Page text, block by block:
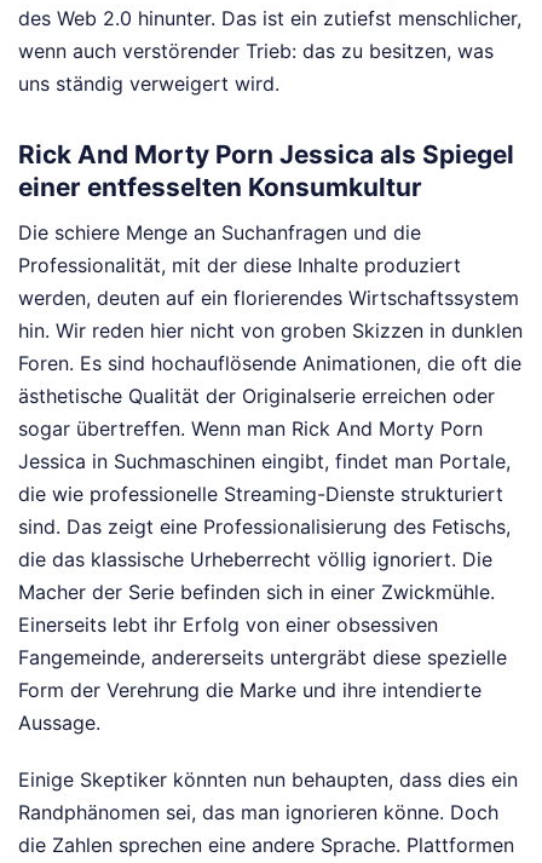
des Web 2.0 hinunter. Das ist ein zutiefst menschlicher,
wenn auch verstörender Trieb: das zu besitzen, was
uns ständig verweigert wird.
Rick And Morty Porn Jessica als Spiegel
einer entfesselten Konsumkultur
Die schiere Menge an Suchanfragen und die
Professionalität, mit der diese Inhalte produziert
werden, deuten auf ein florierendes Wirtschaftssystem
hin. Wir reden hier nicht von groben Skizzen in dunklen
Foren. Es sind hochauflösende Animationen, die oft die
ästhetische Qualität der Originalserie erreichen oder
sogar übertreffen. Wenn man Rick And Morty Porn
Jessica in Suchmaschinen eingibt, findet man Portale,
die wie professionelle Streaming-Dienste strukturiert
sind. Das zeigt eine Professionalisierung des Fetischs,
die das klassische Urheberrecht völlig ignoriert. Die
Macher der Serie befinden sich in einer Zwickmühle.
Einerseits lebt ihr Erfolg von einer obsessiven
Fangemeinde, andererseits untergräbt diese spezielle
Form der Verehrung die Marke und ihre intendierte
Aussage.
Einige Skeptiker könnten nun behaupten, dass dies ein
Randphänomen sei, das man ignorieren könne. Doch
die Zahlen sprechen eine andere Sprache. Plattformen